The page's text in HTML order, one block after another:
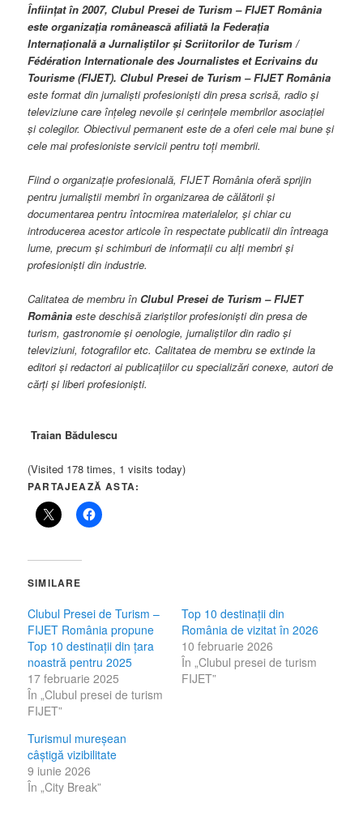
Înfiinţat în 2007, Clubul Presei de Turism – FIJET România
este organizația românească afiliată laFederația
Internațională a Jurnaliștilor și Scriitorilor de Turism /
Fédération Internationale des Journalistes et Ecrivains du
Tourisme (FIJET). Clubul Presei de Turism – FIJET România
este format din jurnalişti profesionişti din presa scrisă, radio şi
televiziune care înţeleg nevoile şi cerinţele membrilor asociaţiei
şi colegilor. Obiectivul permanent este de a oferi cele mai bune şi
cele mai profesioniste servicii pentru toţi membrii.
Fiind o organizaţie profesională, FIJET România oferă sprijin
pentru jurnaliştii membri în organizarea de călătorii şi
documentarea pentru întocmirea materialelor, şi chiar cu
introducerea acestorarticole în respectate publicatii din întreaga
lume, precum și schimburi de informaţii cu alţi membri şi
profesionişti din industrie.
Calitatea de membru în Clubul Presei de Turism – FIJET
Româniaeste deschisă ziariştilor profesionişti din presa de
turism, gastronomie şi oenologie, jurnaliştilor din radio şi
televiziuni, fotografilor etc. Calitatea de membru se extinde la
editori şi redactori ai publicaţiilor cu specializări conexe, autori de
cărţi şi liberi profesionişti.
Traian Bădulescu
(Visited 178 times, 1 visits today)
PARTAJEAZĂ ASTA:
SIMILARE
Clubul Presei de Turism –
FIJET România propune
Top 10 destinații din țara
noastră pentru 2025
17 februarie 2025
În „Clubul presei de turism
FIJET”
Top 10 destinații din
România de vizitat în 2026
10 februarie 2026
În „Clubul presei de turism
FIJET”
Turismul mureșean
câștigă vizibilitate
9 iunie 2026
În „City Break”